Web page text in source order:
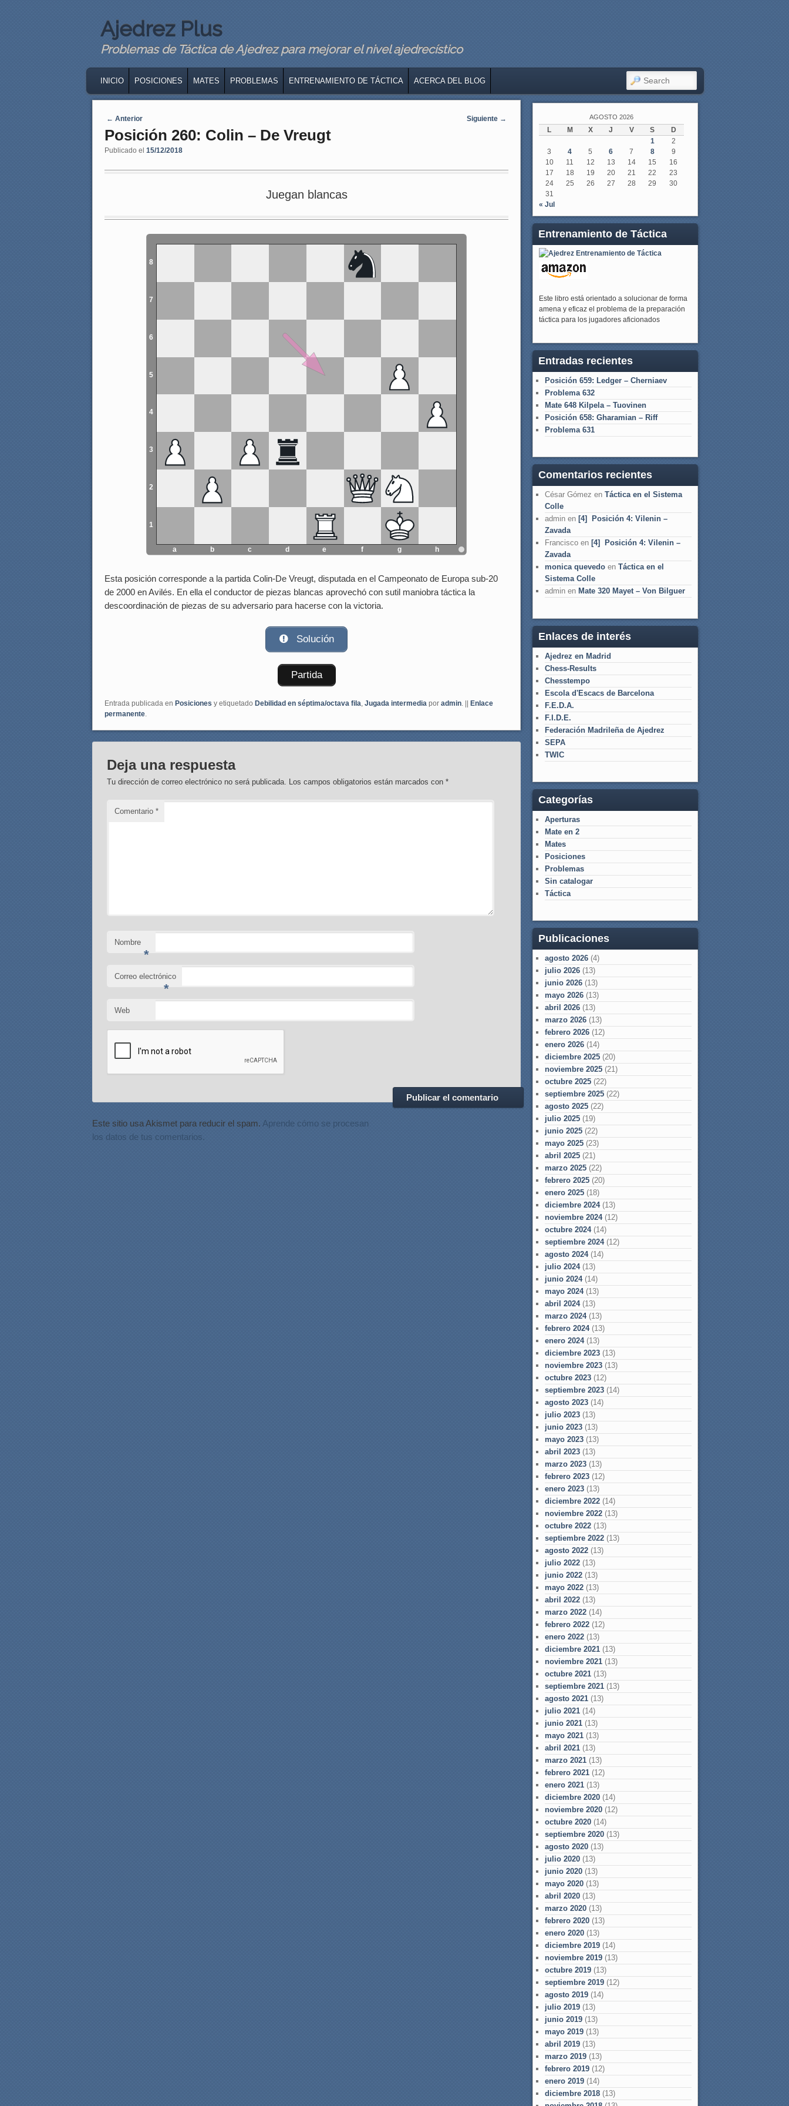
Ajedrez Plus
Problemas de Táctica de Ajedrez para mejorar el nivel ajedrecístico
SKIP TO PRIMARY CONTENT
SKIP TO SECONDARY CONTENT
INICIO POSICIONES MATES PROBLEMAS ENTRENAMIENTO DE TÁCTICA ACERCA DEL BLOG SEARCH
Navegaci�n de entradas
← Anterior Siguiente →
Posición 260: Colin – De Vreugt
Publicado el 15/12/2018
Juegan blancas
8
7
6
5
4
3
2
1
a b c d e f g h
Esta posición corresponde a la partida Colin-De Vreugt, disputada en el Campeonato de Europa sub-20
de 2000 en Avilés. En ella el conductor de piezas blancas aprovechó con sutil maniobra táctica la
descoordinación de piezas de su adversario para hacerse con la victoria.
Solución
Partida
Entrada publicada en Posiciones y etiquetado Debilidad en séptima/octava fila, Jugada intermedia por admin. ||
Enlace
permanente.
Deja una respuesta
Tu dirección de correo electrónico no será publicada. Los campos obligatorios están marcados con*
Comentario*
Nombre
*
Correo electrónico
*
Web
Este sitio usa Akismet para reducir el spam. Aprende cómo se procesan
los datos de tus comentarios.
AGOSTO 2026
L M X J V S
D
1
2
3
4 5 6 7 8
9
10
11 12 13 14 15
16
17
18 19 20 21 22
23
24
25 26 27 28 29
30
31
« Jul
Entrenamiento de Táctica
Este libro está orientado a solucionar de forma
amena y eficaz el problema de la preparación
táctica para los jugadores aficionados
Entradas recientes
Posición 659: Ledger – Cherniaev
Problema 632
Mate 648 Kilpela – Tuovinen
Posición 658: Gharamian – Riff
Problema 631
Comentarios recientes
César Gómez en Táctica en el Sistema
Colle
admin en [4] Posición 4: Vilenin –
Zavada
Francisco en [4] Posición 4: Vilenin –
Zavada
monica quevedo en Táctica en el
Sistema Colle
admin en Mate 320 Mayet – Von Bilguer
Enlaces de interés
Ajedrez en Madrid
Chess-Results
Chesstempo
Escola d'Escacs de Barcelona
F.E.D.A.
F.I.D.E.
Federación Madrileña de Ajedrez
SEPA
TWIC
Categorías
Aperturas
Mate en 2
Mates
Posiciones
Problemas
Sin catalogar
Táctica
Publicaciones
agosto 2026 (4)
julio 2026 (13)
junio 2026 (13)
mayo 2026 (13)
abril 2026 (13)
marzo 2026 (13)
febrero 2026 (12)
enero 2026 (14)
diciembre 2025 (20)
noviembre 2025 (21)
octubre 2025 (22)
septiembre 2025 (22)
agosto 2025 (22)
julio 2025 (19)
junio 2025 (22)
mayo 2025 (23)
abril 2025 (21)
marzo 2025 (22)
febrero 2025 (20)
enero 2025 (18)
diciembre 2024(13)
noviembre 2024(12)
octubre 2024(14)
septiembre 2024(12)
agosto 2024(14)
julio 2024(13)
junio 2024(14)
mayo 2024(13)
abril 2024(13)
marzo 2024(13)
febrero 2024(13)
enero 2024(13)
diciembre 2023 (13)
noviembre 2023 (13)
octubre 2023 (12)
septiembre 2023 (14)
agosto 2023 (14)
julio 2023 (13)
junio 2023 (13)
mayo 2023 (13)
abril 2023 (13)
marzo 2023 (13)
febrero 2023 (12)
enero 2023 (13)
diciembre 2022 (14)
noviembre 2022 (13)
octubre 2022 (13)
septiembre 2022 (13)
agosto 2022 (13)
julio 2022 (13)
junio 2022 (13)
mayo 2022 (13)
abril 2022 (13)
marzo 2022 (14)
febrero 2022 (12)
enero 2022 (13)
diciembre 2021 (13)
noviembre 2021 (13)
octubre 2021 (13)
septiembre 2021 (13)
agosto 2021 (13)
julio 2021 (14)
junio 2021 (13)
mayo 2021 (13)
abril 2021 (13)
marzo 2021 (13)
febrero 2021 (12)
enero 2021 (13)
diciembre 2020 (14)
noviembre 2020 (12)
octubre 2020 (14)
septiembre 2020 (13)
agosto 2020 (13)
julio 2020 (13)
junio 2020 (13)
mayo 2020 (13)
abril 2020 (13)
marzo 2020 (13)
febrero 2020 (13)
enero 2020 (13)
diciembre 2019 (14)
noviembre 2019 (13)
octubre 2019 (13)
septiembre 2019 (12)
agosto 2019 (14)
julio 2019 (13)
junio 2019 (13)
mayo 2019 (13)
abril 2019 (13)
marzo 2019 (13)
febrero 2019 (12)
enero 2019 (14)
diciembre 2018 (13)